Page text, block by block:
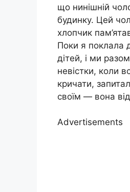
що нинішній
будинку. Цей
хлопчик
Поки я поклала
дітей, і ми
невістки, коли
кричати,
своїм — вона
Advertisements